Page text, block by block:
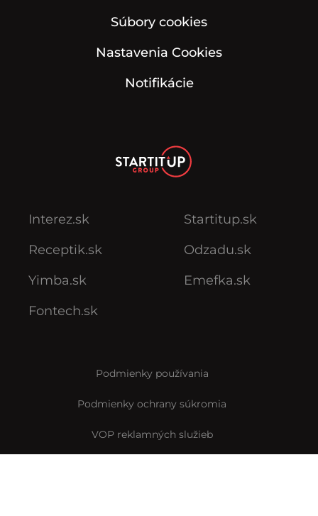
Súbory cookies
Nastavenia Cookies
Notifikácie
Interez.sk
Receptik.sk
Yimba.sk
Fontech.sk
Startitup.sk
Odzadu.sk
Emefka.sk
Podmienky používania
Podmienky ochrany súkromia
VOP reklamných služieb